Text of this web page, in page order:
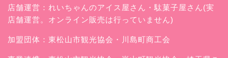
店舗運営： れいちゃんのアイス屋さん ・駄菓子屋さん(実
店舗運営。オンライン販売は行っていません)
加盟団体：東松山市観光協会・川島町商工会